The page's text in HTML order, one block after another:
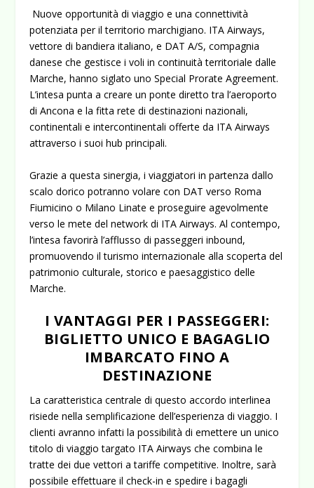
Nuove opportunità di viaggio e una connettività
potenziata per il territorio marchigiano. ITA Airways,
vettore di bandiera italiano, e DAT A/S, compagnia
danese che gestisce i voli in continuità territoriale dalle
Marche, hanno siglato unoSpecial Prorate Agreement.
L’intesa punta a creare un ponte diretto tra l’aeroporto
di Ancona e la fitta rete di destinazioni nazionali,
continentali e intercontinentali offerte da ITA Airways
attraverso i suoi hub principali.
Grazie a questa sinergia, i viaggiatori in partenza dallo
scalo dorico potranno volare con DAT verso Roma
Fiumicino o Milano Linate e proseguire agevolmente
verso le mete del network di ITA Airways. Al contempo,
l’intesa favorirà l’afflusso di passeggeri inbound,
promuovendo il turismo internazionale alla scoperta del
patrimonio culturale, storico e paesaggistico delle
Marche.
I VANTAGGI PER I PASSEGGERI:
BIGLIETTO UNICO E BAGAGLIO
IMBARCATO FINO A
DESTINAZIONE
La caratteristica centrale di questo accordo interlinea
risiede nella semplificazione dell’esperienza di viaggio. I
clienti avranno infatti la possibilità di emettere ununico
titolo di viaggio targato ITA Airways che combina le
tratte dei due vettori a tariffe competitive. Inoltre, sarà
possibile effettuare il check-in e spedire i bagagli